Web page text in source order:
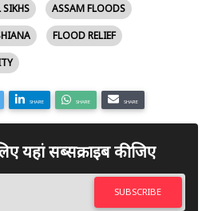
ASSAM FLOODS
FLOOD RELIEF
SHARE SHARE SHARE
यहां सब्सक्राइब कीजिए
SUBSCRIBE